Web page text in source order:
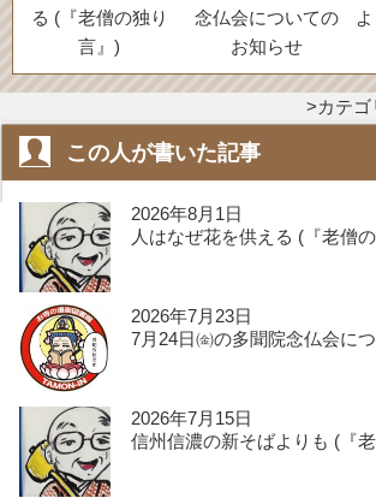
る (『老僧の独り
言』)
念仏会についての
お知らせ
カテ
この人が書いた記事
2026年8月1日
人はなぜ花を供える (『老僧
2026年7月23日
7月24日㈮の多聞院念仏会に
2026年7月15日
信州信濃の新そばよりも (『